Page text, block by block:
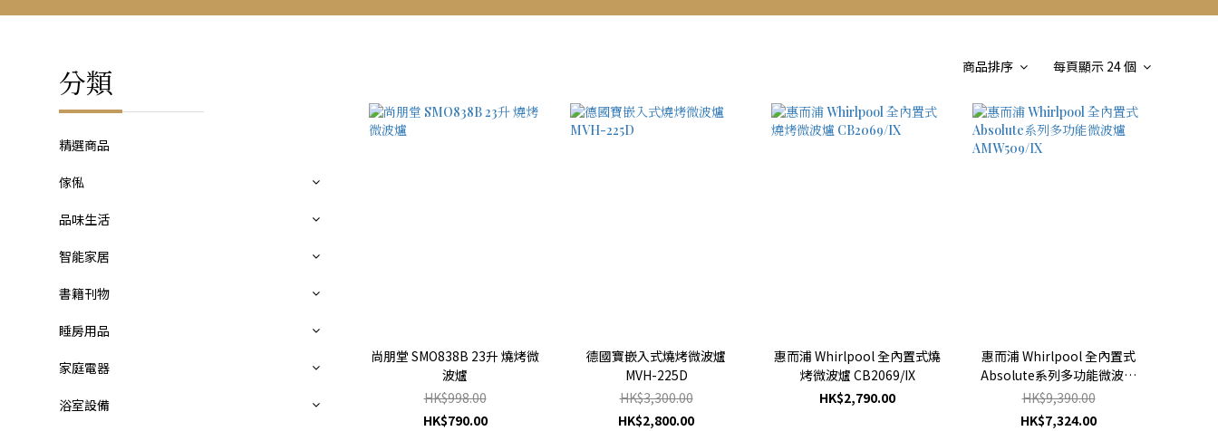
分類
精選商品
傢俬
品味生活
智能家居
書籍刊物
睡房用品
家庭電器
浴室設備
商品排序 每頁顯示 24 個
尚朋堂 SMO838B 23升 燒烤微
波爐
HK$998.00
HK$790.00
德國寶嵌入式燒烤微波爐
MVH-225D
HK$3,300.00
HK$2,800.00
惠而浦 Whirlpool 全內置式燒
烤微波爐 CB2069/IX
HK$2,790.00
惠而浦 Whirlpool 全內置式
Absolute系列多功能微波爐
AMW509/IX
HK$9,390.00
HK$7,324.00